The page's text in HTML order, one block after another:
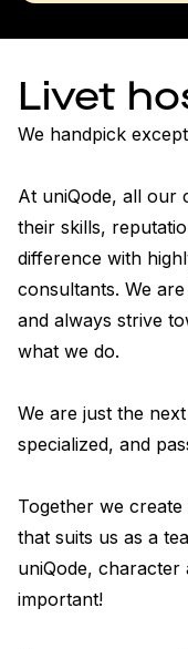
Livet
We handpick
At uniQode, all our
their skills,
difference with
consultants. We
and always strive
what we do.
We are just the
specialized, and
Together we
that suits us as a
uniQode, character
important!